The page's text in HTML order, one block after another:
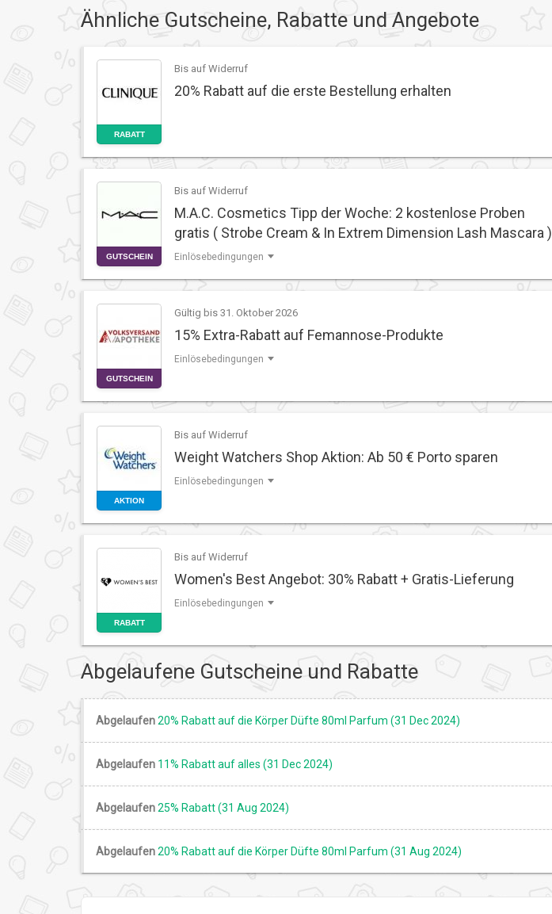
Ähnliche Gutscheine, Rabatte und Angebote
RABATT
Bis auf Widerruf
20% Rabatt auf die erste Bestellung erhalten
GUTSCHEIN
Bis auf Widerruf
M.A.C. Cosmetics Tipp der Woche: 2 kostenlose Proben
gratis ( Strobe Cream & In Extrem Dimension Lash Mascara )
Einlösebedingungen
GUTSCHEIN
Gültig bis 31. Oktober 2026
15% Extra-Rabatt auf Femannose-Produkte
Einlösebedingungen
AKTION
Bis auf Widerruf
Weight Watchers Shop Aktion: Ab 50 € Porto sparen
Einlösebedingungen
RABATT
Bis auf Widerruf
Women's Best Angebot: 30% Rabatt + Gratis-Lieferung
Einlösebedingungen
Abgelaufene Gutscheine und Rabatte
Abgelaufen20% Rabatt auf die Körper Düfte 80ml Parfum (31 Dec 2024)
Abgelaufen 11% Rabatt auf alles (31 Dec 2024)
Abgelaufen25% Rabatt (31 Aug 2024)
Abgelaufen20% Rabatt auf die Körper Düfte 80ml Parfum (31 Aug 2024)